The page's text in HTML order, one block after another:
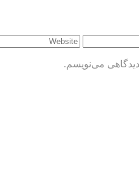
می‌نویسم.